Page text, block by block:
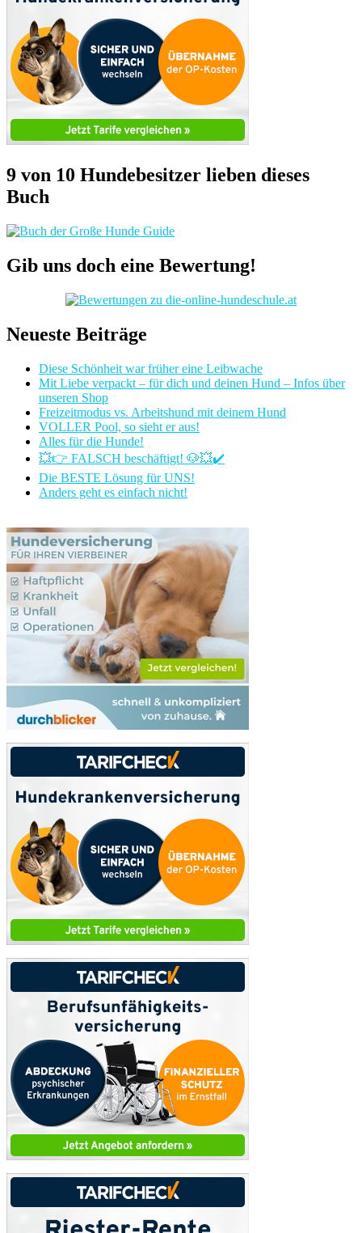
9 von 10 Hundebesitzer lieben dieses
Buch
Gib uns doch eine Bewertung!
Neueste Beiträge
Diese Schönheit war früher eine Leibwache
Mit Liebe verpackt – für dich und deinen Hund – Infos über
unseren Shop
Freizeitmodus vs. Arbeitshund mit deinem Hund
VOLLER Pool, so sieht er aus!
Alles für die Hunde!
💥👉 FALSCH beschäftigt! 🐶💥✔️
Die BESTE Lösung für UNS!
Anders geht es einfach nicht!